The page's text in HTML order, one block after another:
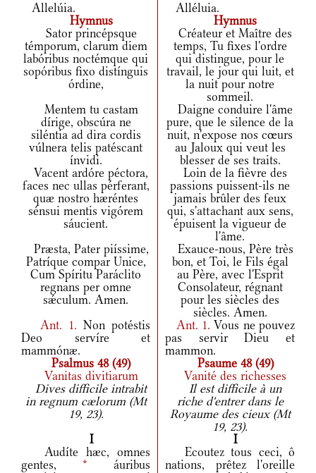
Allelúia.
Alléluia.
Hymnus
Hymnus
Sator princépsque
témporum, clarum diem
labóribus noctémque qui
sopóribus fixo distínguis
órdine,
Créateur et Maître des
temps, Tu fixes l'ordre
qui distingue, pour le
travail, le jour qui luit, et
la nuit pour notre
sommeil.
Mentem tu castam
dírige, obscúra ne
siléntia ad dira cordis
vúlnera telis patéscant
ínvidi.
Daigne conduire l'âme
pure, que le silence de la
nuit, n'expose nos cœurs
au Jaloux qui veut les
blesser de ses traits.
Vacent ardóre péctora,
faces nec ullas pérferant,
quæ nostro hæréntes
sénsui mentis vigórem
sáucient.
Loin de la fièvre des
passions puissent-ils ne
jamais brûler des feux
qui, s'attachant aux sens,
épuisent la vigueur de
l'âme.
Præsta, Pater piíssime,
Patríque compar Unice,
Cum Spíritu Paráclito
regnans per omne
sǽculum. Amen.
Exauce-nous, Père très
bon, et Toi, le Fils égal
au Père, avec l'Esprit
Consolateur, régnant
pour les siècles des
siècles. Amen.
Ant. 1. Non potéstis
Deo servíre et
mammónæ.
Ant. 1. Vous ne pouvez
pas servir Dieu et
mammon.
Psalmus 48 (49)
Psaume 48 (49)
Vanitas divitiarum
Vanité des richesses
Dives difficile intrabit
in regnum cælorum (Mt
19, 23).
Il est difficile à un
riche d'entrer dans le
Royaume des cieux (Mt
19, 23).
I
I
Audíte hæc, omnes
gentes, * áuribus
Ecoutez tous ceci, ô
nations, prêtez l'oreille